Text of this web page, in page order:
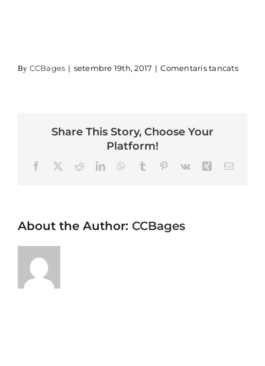
By CCBages | setembre 19th, 2017 | Comentaris tancatsa
Share This Story, Choose Your
Platform!
FacebookRedditLinkedInWhatsApp
TumblrPinterest
Vk XingEmail
About the Author: CCBages